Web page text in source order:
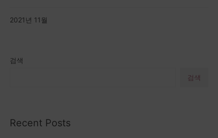
검색
검색
Recent Posts
2021년 11월